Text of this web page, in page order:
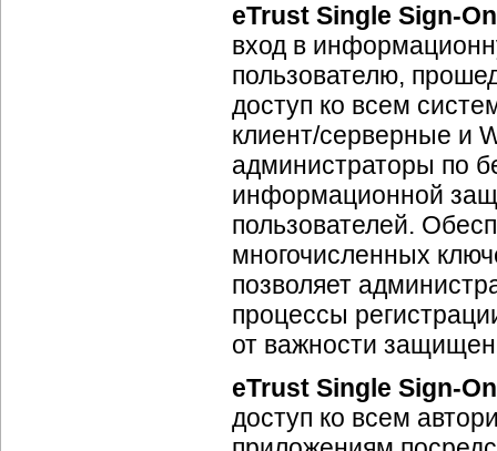
eTrust Single Sign-On
вход в
пользователю,
доступ ко всем
клиент/серверные и
администраторы по
информационной
пользователей.
многочисленных
позволяет
процессы
от важности
eTrust Single Sign-On
доступ ко всем